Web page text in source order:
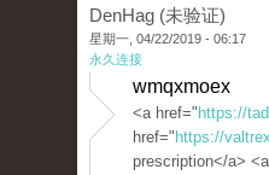
DenHag (未验证)
星期一, 04/22/2019 - 06:17
永久连接
wmqxmoex
<a href=" https://
href=" https://
prescription</a> <a